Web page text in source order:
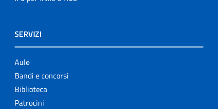
SERVIZI
Aule
Bandi e concorsi
Biblioteca
Patrocini